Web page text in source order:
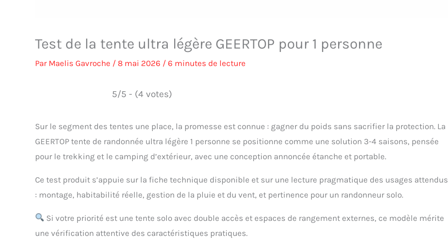
Test de la tente ultra légère GEERTOP pour 1 personne
Par Maelis Gavroche / 8 mai 2026 / 6 minutes de lecture
5/5 - (4 votes)
Sur le segment des tentes une place, la promesse est connue : gagner du poids sans sacrifier la protection. La
GEERTOP tente de randonnée ultra légère 1 personne se positionne comme une solution 3-4 saisons, pensée
pour le trekking et le camping d’extérieur, avec une conception annoncée étanche et portable.
Ce test produit s’appuie sur la fiche technique disponible et sur une lecture pragmatique des usages attendus
: montage, habitabilité réelle, gestion de la pluie et du vent, et pertinence pour un randonneur solo.
Si votre priorité est une tente solo avec double accès et espaces de rangement externes, ce modèle mérite
une vérification attentive des caractéristiques pratiques.